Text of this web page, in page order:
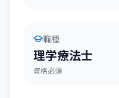
職種
理学療法士
資格必須